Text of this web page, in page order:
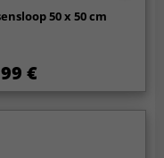
50 x 50 cm
€